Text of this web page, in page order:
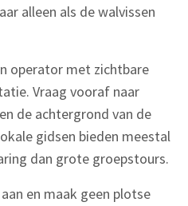
alleen als de walvissen
operator met zichtbare
Vraag vooraf naar
de achtergrond van de
gidsen bieden meestal
dan grote groepstours.
en maak geen plotse